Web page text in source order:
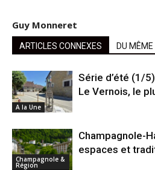
Guy Monneret
ARTICLES CONNEXES DU
A la Une
Série d’été (1/
Le Vernois, le
Champagnole &
Région
Champagnole-
espaces et